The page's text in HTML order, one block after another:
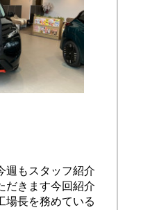
週もスタッフ紹介
だきます今回紹介
場長を務めている